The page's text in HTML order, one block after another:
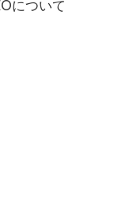
について